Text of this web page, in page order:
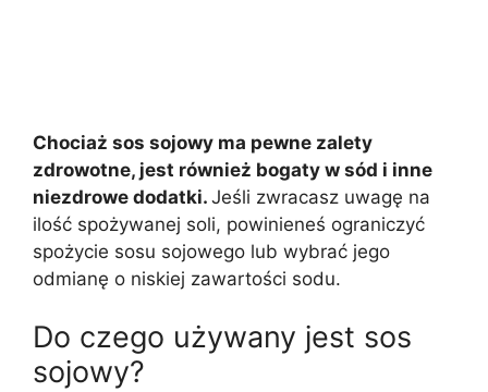
Chociaż sos sojowy ma pewne zalety
zdrowotne, jest również bogaty w sód i inne
niezdrowe dodatki. Jeśli zwracasz uwagę na
ilość spożywanej soli, powinieneś ograniczyć
spożycie sosu sojowego lub wybrać jego
odmianę o niskiej zawartości sodu.
Do czego używany jest sos
sojowy?